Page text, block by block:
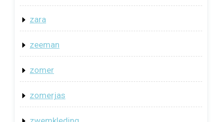
zara
zeeman
zomer
zomerjas